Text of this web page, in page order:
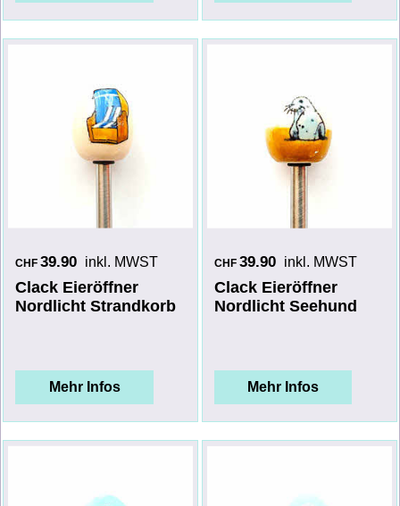
CHF 39.90 inkl. MWST
Clack Eieröffner
Nordlicht Strandkorb
Mehr Infos
CHF 39.90 inkl. MWST
Clack Eieröffner
Nordlicht Seehund
Mehr Infos